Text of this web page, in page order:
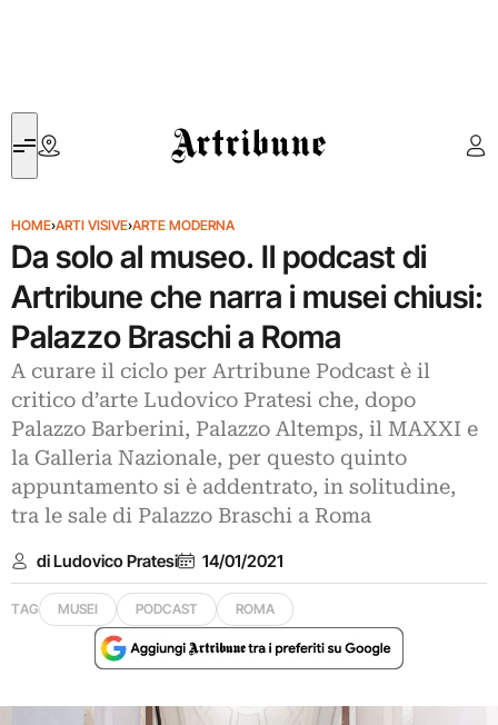
Artribune
HOME›ARTI VISIVE›ARTE MODERNA
Da solo al museo. Il podcast di
Artribune che narra i musei chiusi:
Palazzo Braschi a Roma
A curare il ciclo per Artribune Podcast è il
critico d’arte Ludovico Pratesi che, dopo
Palazzo Barberini, Palazzo Altemps, il MAXXI e
la Galleria Nazionale, per questo quinto
appuntamento si è addentrato, in solitudine,
tra le sale di Palazzo Braschi a Roma
di Ludovico Pratesi 14/01/2021
TAG MUSEI PODCAST ROMA